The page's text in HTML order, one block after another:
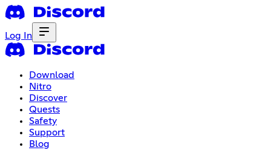
Log In
Download
Nitro
Discover
Quests
Safety
Support
Blog